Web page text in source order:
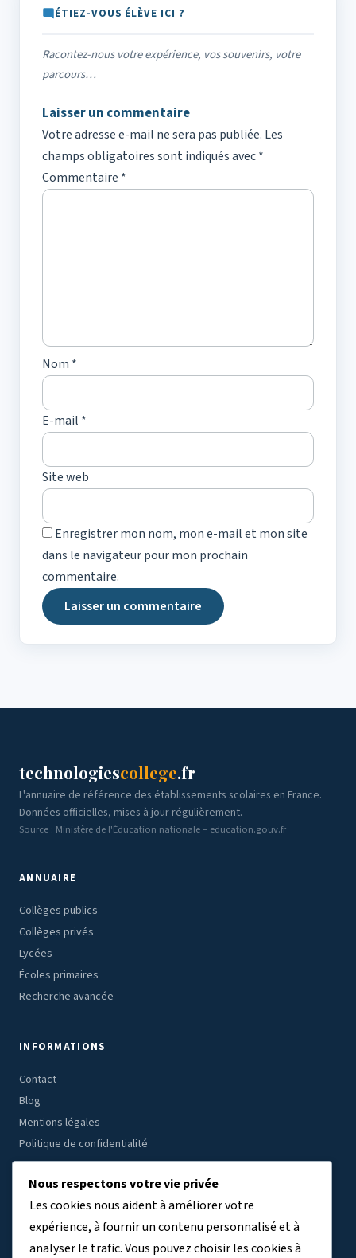
ÉTIEZ-VOUS ÉLÈVE ICI ?
Racontez-nous votre expérience, vos souvenirs, votre
parcours…
Laisser un commentaire
Votre adresse e-mail ne sera pas publiée. Les
champs obligatoires sont indiqués avec*
Commentaire *
Nom *
E-mail *
Site web
Enregistrer mon nom, mon e-mail et mon site
dans le navigateur pour mon prochain
commentaire.
technologiescollege.fr
L'annuaire de référence des établissements scolaires en France.
Données officielles, mises à jour régulièrement.
Source : Ministère de l'Éducation nationale – education.gouv.fr
ANNUAIRE
Collèges publics
Collèges privés
Lycées
Écoles primaires
Recherche avancée
INFORMATIONS
Contact
Blog
Mentions légales
Politique de confidentialité
ÉTABLISSEMENTS PAR RÉGION
Auvergne-Rhône-Alpes (7804)Bourgogne-Franche-Comté(3409)
Nous respectons votre vie privée
Les cookies nous aident à améliorer votre
expérience, à fournir un contenu personnalisé et à
analyser le trafic. Vous pouvez choisir les cookies à